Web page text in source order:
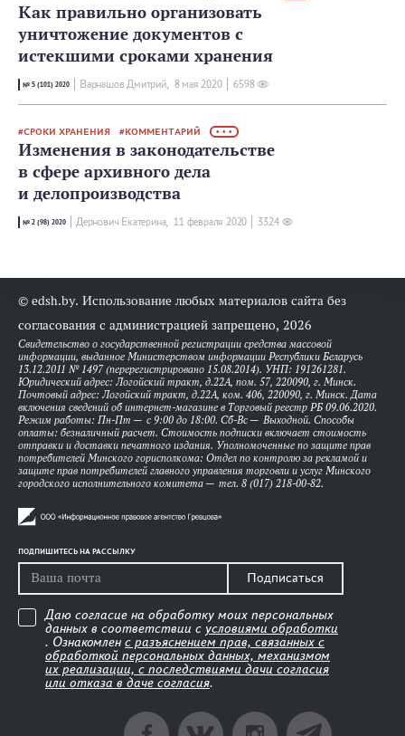
Как правильно организовать
уничтожение документов с
истекшими сроками хранения
№ 5 (101) 2020 Варнашов Дмитрий, 8 мая 2020 6598
СРОКИ ХРАНЕНИЯ КОММЕНТАРИЙ • • •
Изменения в законодательстве
в сфере архивного дела
и делопроизводства
№ 2 (98) 2020 Дернович Екатерина, 11 февраля 2020 3324
© edsh.by. Использование любых материалов сайта без
согласования с администрацией запрещено, 2026
Свидетельство о государственной регистрации средства массовой
информации, выданное Министерством информации Республики Беларусь
13.12.2011 № 1497 (перерегистрировано 15.08.2014). УНП: 191261281.
Юридический адрес: Логойский тракт, д.22А, пом. 57, 220090, г. Минск.
Почтовый адрес: Логойский тракт, д.22А, ком. 406, 220090, г. Минск. Дата
включения сведений об интернет-магазине в Торговый реестр РБ 09.06.2020.
Режим работы: Пн-Пт — с 9:00 до 18:00. Сб-Вс — Выходной. Способы
оплаты: безналичный расчет. Стоимость подписки включает стоимость
отправки и доставки печатного издания. Уполномоченные по защите прав
потребителей Минского горисполкома: Отдел по контролю за рекламой и
защите прав потребителей главного управления торговли и услуг Минского
городского исполнительного комитета — тел. 8 (017) 218-00-82.
ПОДПИШИТЕСЬ НА РАССЫЛКУ
Подписаться
Даю согласие на обработку моих персональных
данных в соответствии с условиями обработки
. Ознакомлен с разъяснением прав, связанных с
обработкой персональных данных, механизмом
их реализации, с последствиями дачи согласия
или отказа в даче согласия.